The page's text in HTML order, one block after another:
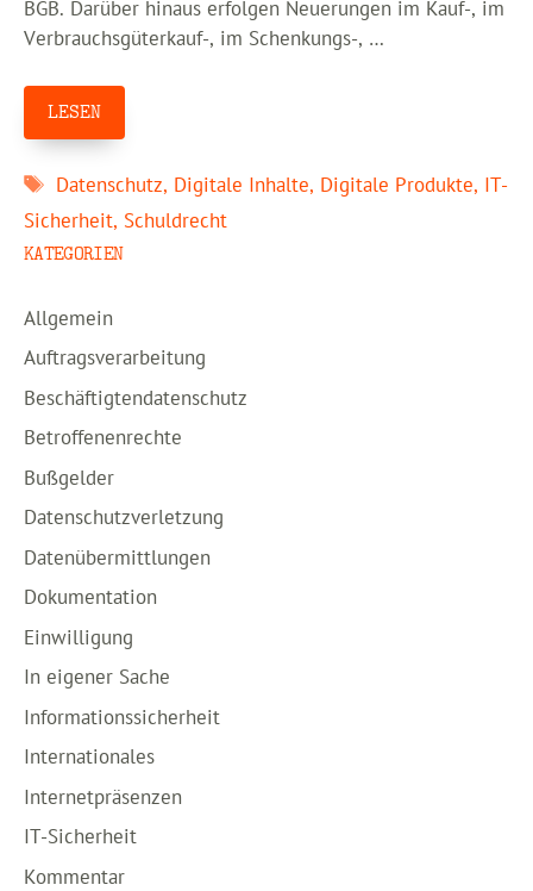
BGB. Darüber hinaus erfolgen Neuerungen im Kauf-, im
Verbrauchsgüterkauf-, im Schenkungs-, …
LESEN
Schlagwörter
Datenschutz, Digitale Inhalte, Digitale Produkte, IT-
Sicherheit, Schuldrecht
KATEGORIEN
Allgemein
Auftragsverarbeitung
Beschäftigtendatenschutz
Betroffenenrechte
Bußgelder
Datenschutzverletzung
Datenübermittlungen
Dokumentation
Einwilligung
In eigener Sache
Informationssicherheit
Internationales
Internetpräsenzen
IT-Sicherheit
Kommentar